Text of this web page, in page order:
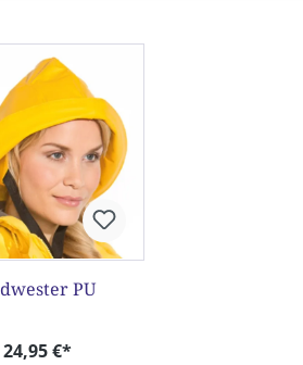
PU
24,95 €*